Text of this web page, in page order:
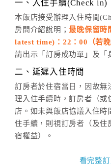
五、客服時間
週一至週日，上午9:00～晚
六、聯絡方式
(07)9682715 。
一、入住手續(Check in)
本飯店接受辦理入住時間
房間介紹說明；最晚保留時
latest time)：22：00（若晚
請出示「訂房成功單」及「
二、延遲入住時間
訂房者於住宿當日，因故無
理入住手續時，訂房者（或
店。如未與飯店協議入住時
住手續，則視訂房者（及住
宿權益）。
看完整